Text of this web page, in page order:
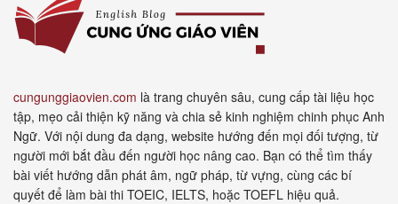
cungunggiaovien.com là trang chuyên sâu, cung cấp tài liệu học
tập, mẹo cải thiện kỹ năng và chia sẻ kinh nghiệm chinh phục Anh
Ngữ. Với nội dung đa dạng, website hướng đến mọi đối tượng, từ
người mới bắt đầu đến người học nâng cao. Bạn có thể tìm thấy
bài viết hướng dẫn phát âm, ngữ pháp, từ vựng, cùng các bí
quyết để làm bài thi TOEIC, IELTS, hoặc TOEFL hiệu quả.